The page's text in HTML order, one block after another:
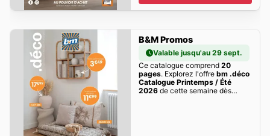
B&M Promos
Valable jusqu'au 29 sept.
Ce catalogue comprend 20
pages. Explorez l'offre bm .déco
Catalogue Printemps / Été
2026de cette semaine dès